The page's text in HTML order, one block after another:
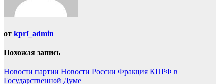
от kprf_admin
Похожая запись
Новости партии Новости России Фракция КПРФ в
Государственной Думе